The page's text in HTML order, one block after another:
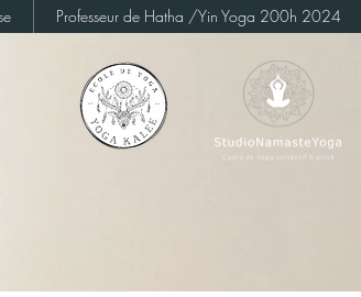
Professeur de Hatha /Yin Yoga 200h 2024